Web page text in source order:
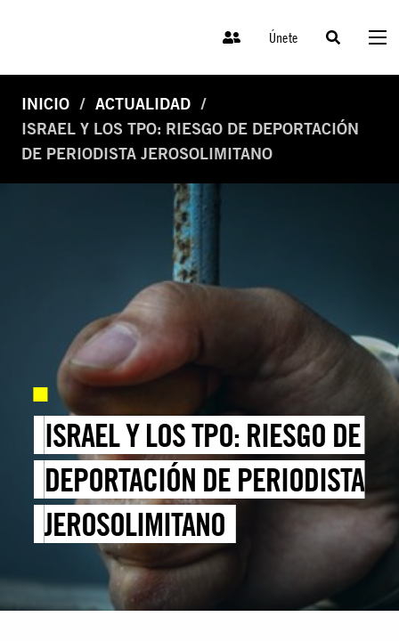
Únete
INICIO
ACTUALIDAD
ISRAEL Y LOS TPO: RIESGO DE DEPORTACIÓN
DE PERIODISTA JEROSOLIMITANO
ISRAEL Y LOS TPO: RIESGO DE
DEPORTACIÓN DE PERIODISTA
JEROSOLIMITANO